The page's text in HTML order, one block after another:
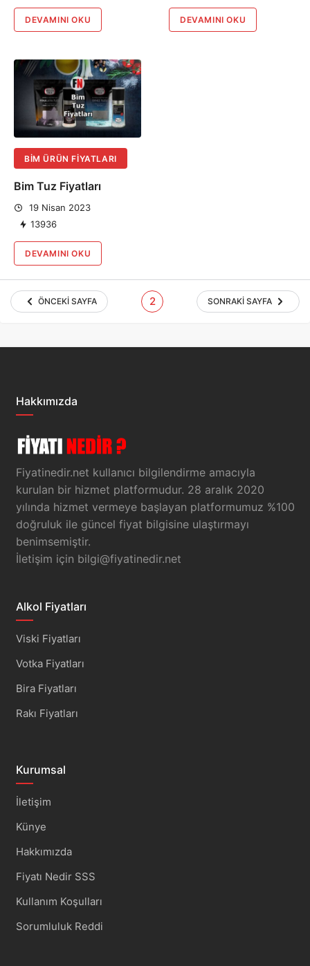
DEVAMINI OKU DEVAMINI OKU
BIM ÜRÜN FIYATLARI
Bim Tuz Fiyatları
19 Nisan 2023
13936
DEVAMINI OKU
ÖNCEKI SAYFA 2 SONRAKI SAYFA
Hakkımızda
Fiyatinedir.net kullanıcı bilgilendirme amacıyla
kurulan bir hizmet platformudur. 28 aralık 2020
yılında hizmet vermeye başlayan platformumuz %100
doğruluk ile güncel fiyat bilgisine ulaştırmayı
benimsemiştir.
İletişim için bilgi@fiyatinedir.net
Alkol Fiyatları
Viski Fiyatları
Votka Fiyatları
Bira Fiyatları
Rakı Fiyatları
Kurumsal
İletişim
Künye
Hakkımızda
Fiyatı Nedir SSS
Kullanım Koşulları
Sorumluluk Reddi